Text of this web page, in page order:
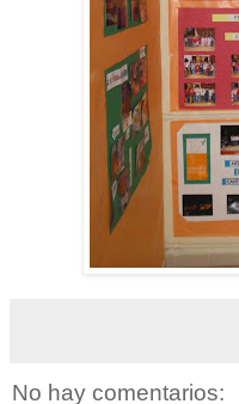
No hay comentarios: